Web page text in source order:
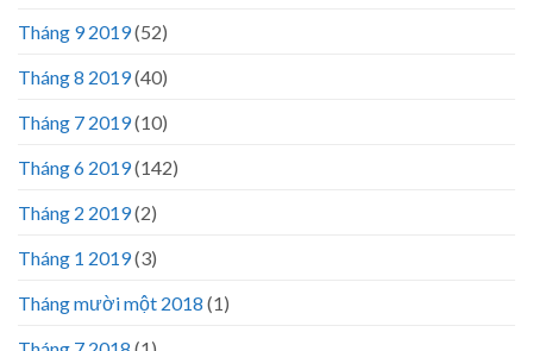
Tháng 9 2019(52)
Tháng 8 2019(40)
Tháng 7 2019(10)
Tháng 6 2019(142)
Tháng 2 2019(2)
Tháng 1 2019(3)
Tháng mười một 2018 (1)